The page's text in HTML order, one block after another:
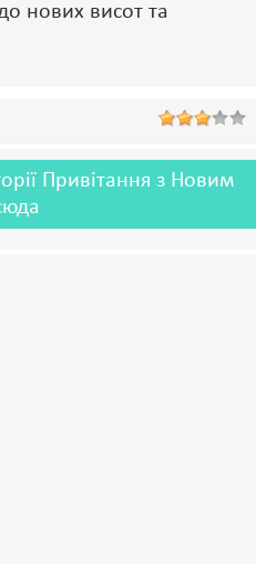
нових висот та
Привітання з Новим